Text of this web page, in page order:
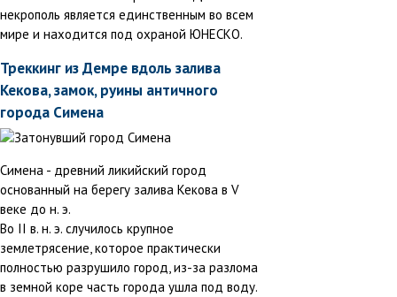
некрополь является единственным во всем
мире и находится под охраной ЮНЕСКО.
Треккинг из Демре вдоль залива
Кекова, замок, руины античного
города Симена
Симена - древний ликийский город
основанный на берегу залива Кекова в V
веке до н. э.
Во II в. н. э. случилось крупное
землетрясение, которое практически
полностью разрушило город, из-за разлома
в земной коре часть города ушла под воду.